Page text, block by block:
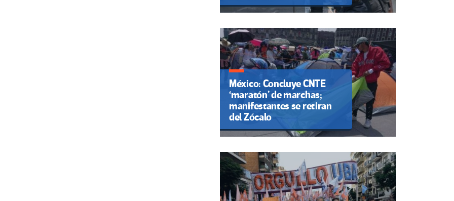
México: Concluye CNTE
‘maratón’ de marchas;
manifestantes se retiran
del Zócalo